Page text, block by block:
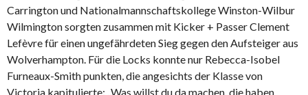
Carrington und Nationalmannschaftskollege Winston-Wilbur
Wilmington sorgten zusammen mit Kicker + Passer Clement
Lefèvre für einen ungefährdeten Sieg gegen den Aufsteiger aus
Wolverhampton. Für die Locks konnte nur Rebecca-Isobel
Furneaux-Smith punkten, die angesichts der Klasse von
Victoria kapitulierte: „Was willst du da machen, die haben